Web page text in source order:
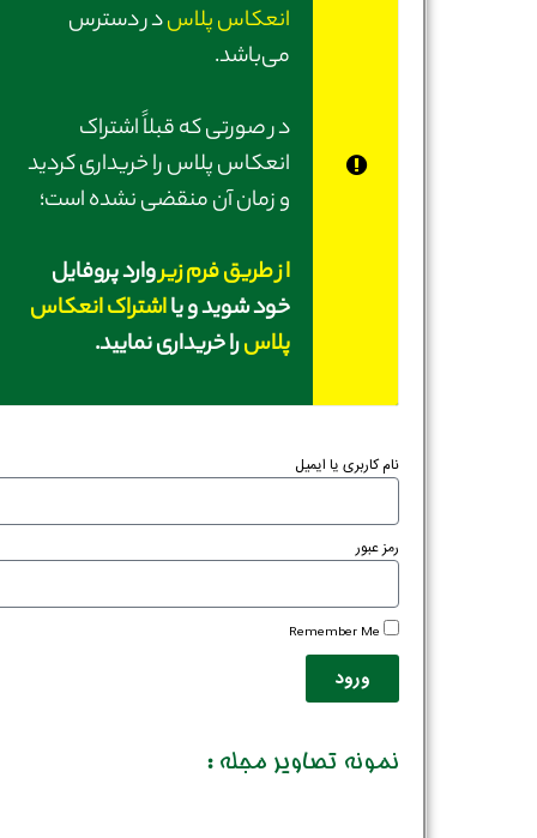
انعکاس پلاسدر دسترس
می‌باشد.
در صورتی‌ که قبلاً اشتراک
انعکاس پلاس را خریداری کردید
و زمان آن منقضی نشده است؛
از طریق فرم زیروارد پروفایل
خود شوید و یااشتراک انعکاس
پلاسرا خریداری نمایید.
نام کاربری یا ایمیل
رمز عبور
Remember Me
ورود
نمونه تصاویر مجله :